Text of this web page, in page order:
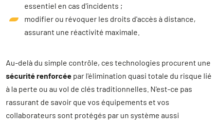
essentiel en cas d'incidents ;
modifier ou révoquer les droits d'accès à distance,
assurant une réactivité maximale.
Au-delà du simple contrôle, ces technologies procurent une
sécurité renforcée par l'élimination quasi totale du risque lié
à la perte ou au vol de clés traditionnelles. N'est-ce pas
rassurant de savoir que vos équipements et vos
collaborateurs sont protégés par un système aussi